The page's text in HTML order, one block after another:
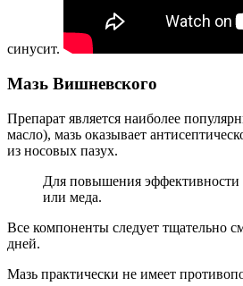
синусит.
Мазь Вишневского
Препарат является наиболее
масло), мазь оказывает
из носовых пазух.
Для повышения эффективности
или меда.
Все компоненты следует тщательно
дней.
Мазь практически не имеет